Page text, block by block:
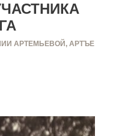
АРТЕМЬЕВОЙ, АРТЪЕ